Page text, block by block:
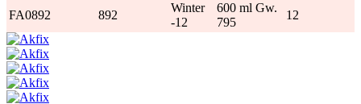
FA0892
892
Winter
-12
600 ml Gw.
795
12